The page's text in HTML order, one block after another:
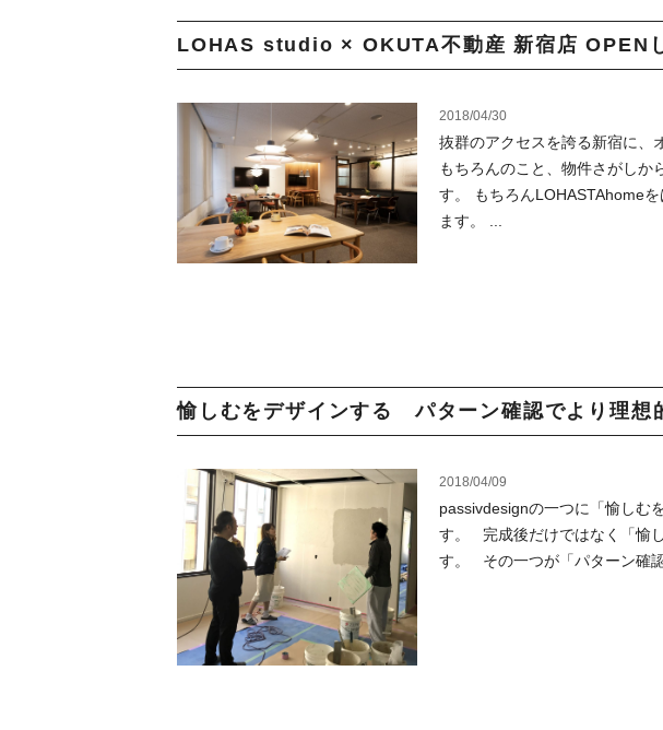
LOHAS studio × OKUTA不動産 新宿店 OPEN
2018/04/30
抜群のアクセスを誇る新宿に、
もちろんのこと、物件さがしか
す。 もちろんLOHASTAhome
ます。 ...
愉しむをデザインする パターン確認でより理想
2018/04/09
passivdesignの一つに「愉しむ
す。 完成後だけではなく「愉
す。 その一つが「パターン確認